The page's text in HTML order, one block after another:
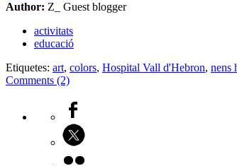
Author: Z_ Guest blogger
activitats
educació
Etiquetes: art, colors, Hospital Vall d'Hebron, nens
Comments (2)